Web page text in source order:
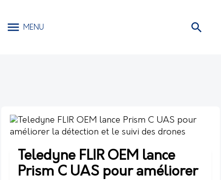
MENU
Teledyne FLIR OEM lance
Prism C UAS pour améliorer